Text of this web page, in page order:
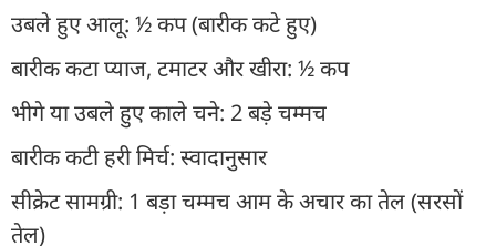
उबले हुए आलू: ½ कप (बारीक कटे हुए)
बारीक कटा प्याज, टमाटर और खीरा: ½ कप
भीगे या उबले हुए काले चने: 2 बड़े चम्मच
बारीक कटी हरी मिर्च: स्वादानुसार
सीक्रेट सामग्री: 1 बड़ा चम्मच आम के अचार का तेल (सरसों
तेल)